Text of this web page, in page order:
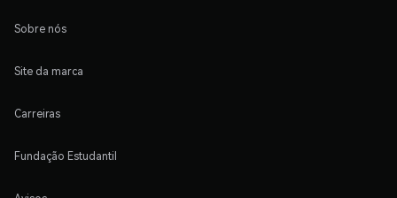
Sobre nós
Site da marca
Carreiras
Fundação Estudantil